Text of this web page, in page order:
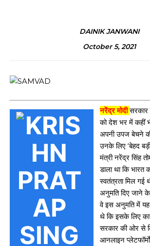
DAINIK JANWANI
October 5, 2021
नरेंद्र मोदी सरकार
को देश भर में कहीं
अपनी उपज बेचने
उनके लिए ‘बेहद
मंत्री नरेंद्र सिंह
डाला था कि भारत
स्वतंत्रता मिल गई
अनुमति दिए जाने के
वे इस अनुमति में
थे कि इसके लिए
सरकार की ओर से
आनलाइन